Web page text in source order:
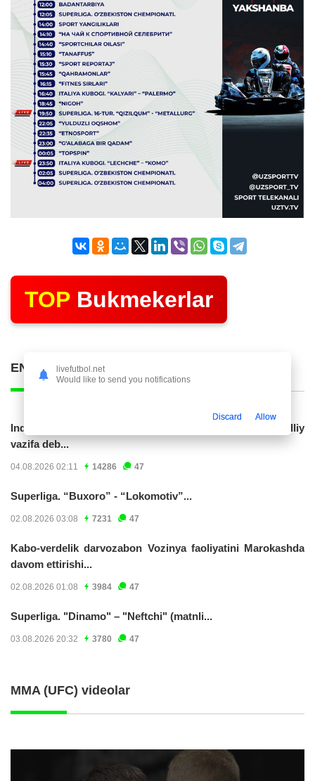
TOP Bukmekerlar
ENG KO'P O'QILGAN POSTLAR
Indoneziya prezidenti JCH-2030ga chiqishni umummilliy
vazifa deb...
04.08.2026 02:11 14286 47
Superliga. “Buxoro” - “Lokomotiv”...
02.08.2026 03:08 7231 47
Kabo-verdelik darvozabon Vozinya faoliyatini Marokashda
davom ettirishi...
02.08.2026 01:08 3984 47
Superliga. "Dinamo" – "Neftchi" (matnli...
03.08.2026 20:32 3780 47
MMA (UFC) videolar
livefutbol.net
Would like to send you notifications
Discard Allow